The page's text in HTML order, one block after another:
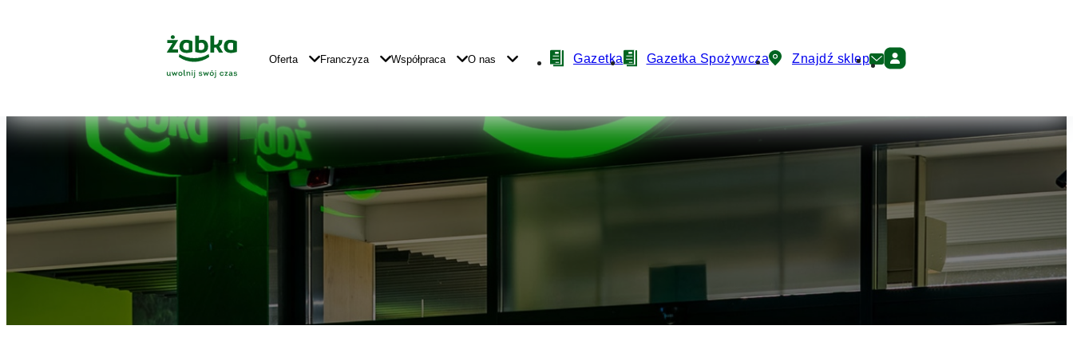
Główne
Logo
Główna
Nawigacja
Oferta Franczyza Współpraca O nas
NawigacjaGazetka Gazetka Spożywcza Znajdź sklep